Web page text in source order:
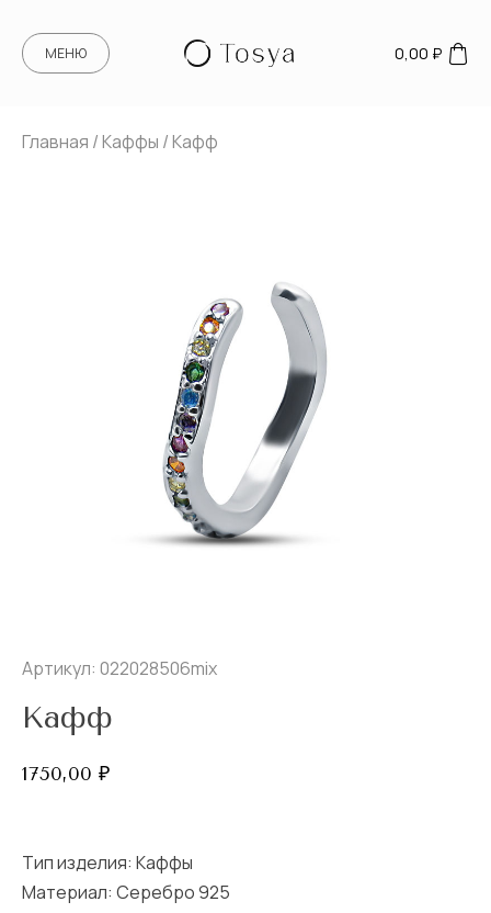
МЕНЮ 0,00 ₽
Главная /Каффы / Кафф
Артикул: 022028506mix
Кафф
1750,00 ₽
Тип изделия: Каффы
Материал: Серебро 925